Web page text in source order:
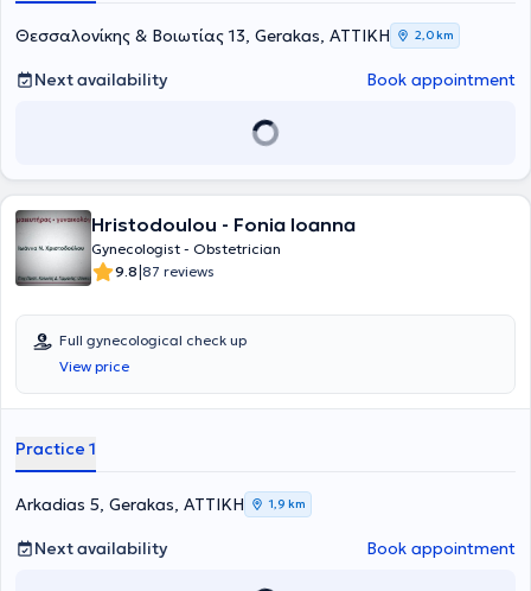
Θεσσαλονίκης & Βοιωτίας 13, Gerakas, ΑΤΤΙΚΗ 2,0 km
Next availability Book appointment
Hristodoulou - Fonia Ioanna
Gynecologist - Obstetrician
9.8|87 reviews
Full gynecological check up
View price
Practice 1
Arkadias 5, Gerakas, ΑΤΤΙΚΗ 1,9 km
Next availability Book appointment